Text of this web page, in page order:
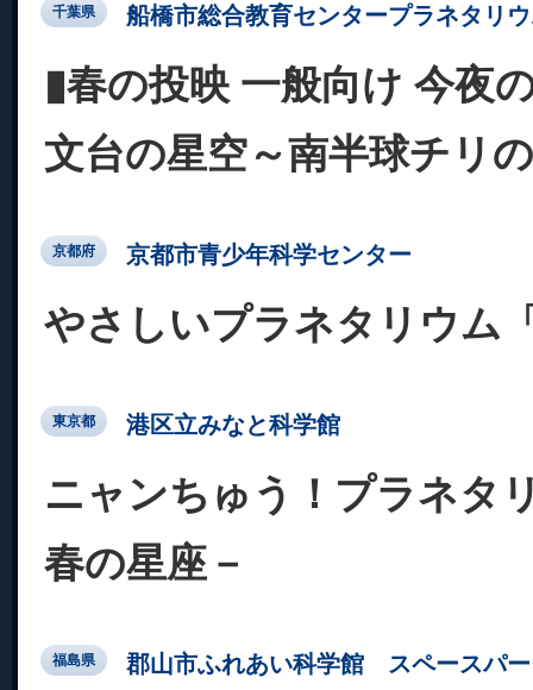
千葉県 船橋市総合教育センタープラネタリ
▮春の投映 一般向け 今夜
文台の星空～南半球チリ
京都府 京都市青少年科学センター
やさしいプラネタリウム
東京都 港区立みなと科学館
ニャンちゅう！プラネタ
春の星座－
福島県 郡山市ふれあい科学館 スペースパ